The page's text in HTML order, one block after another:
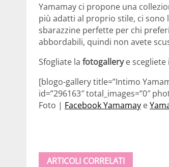
Yamamay ci propone una
più adatti al proprio stile, ci sono
sbarazzine perfette per chi
abbordabili, quindi non avete
Sfogliate la fotogallerye
[blogo-gallery title=”Intimo
id=”296163″ total_images=”0″
Foto | Facebook Yamamay e
ARTICOLI CORRELATI